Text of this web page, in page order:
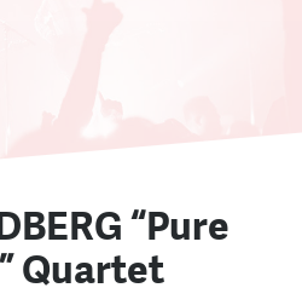
“Pure
Quartet